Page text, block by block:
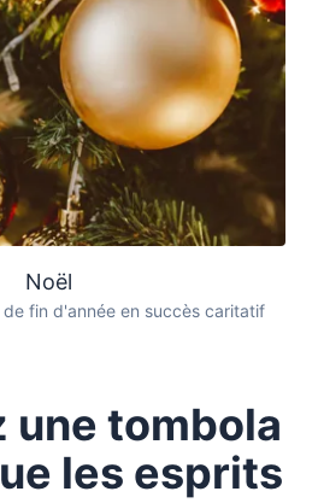
Noël
fin d'année en succès caritatif
une tombola
les esprits